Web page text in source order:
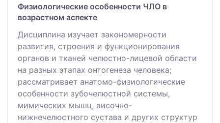
Физиологические особенности ЧЛО в
возрастном аспекте
Дисциплина изучает закономерности
развития, строения и функционирования
органов и тканей челюстно-лицевой области
на разных этапах онтогенеза человека;
рассматривает анатомо-физиологические
особенности зубочелюстной системы,
мимических мышц, височно-
нижнечелюстного сустава и других структур